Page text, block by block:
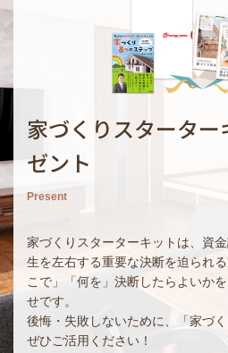
家づくりスタータ
ゼント
Present
家づくりスターターキットは、資
生を左右する重要な決断を迫られ
こで」「何を」決断したらよいか
せです。
後悔・失敗しないために、「家づ
ぜひご活用ください！